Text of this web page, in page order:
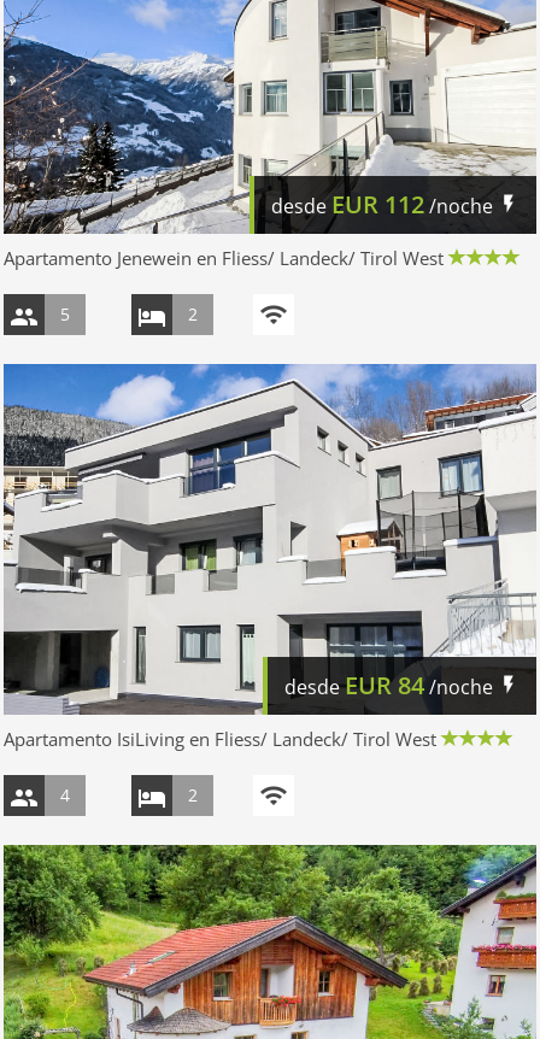
desde EUR 112/noche
Apartamento Jenewein en Fliess/ Landeck/ Tirol West
5 2
desdeEUR84/noche
Apartamento IsiLiving en Fliess/ Landeck/ Tirol West
4 2